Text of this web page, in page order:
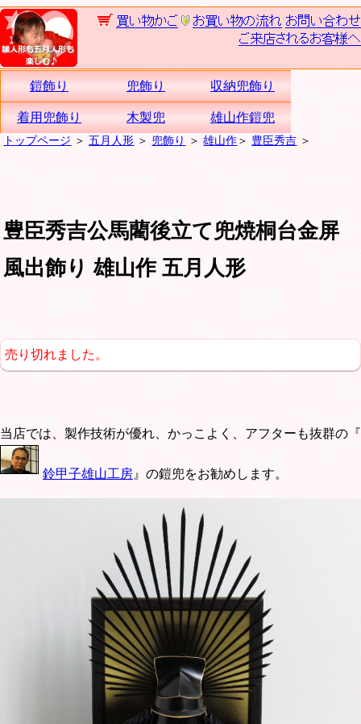
鎧飾り 兜飾り 収納兜飾り
着用兜飾り 木製兜 雄山作鎧兜
トップページ ＞五月人形 ＞ 兜飾り ＞雄山作＞ 豊臣秀吉 ＞
豊臣秀吉公馬藺後立て兜焼桐台金屏
風出飾り 雄山作 五月人形
売り切れました。
当店では、製作技術が優れ、かっこよく、アフターも抜群の『
鈴甲子雄山工房 』の鎧兜をお勧めします。